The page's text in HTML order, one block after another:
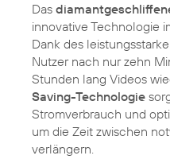
Das
innovative Technologie
Dank des
Nutzer nach nur zehn
Stunden lang Videos
Saving-Technologie
Stromverbrauch und
um die Zeit zwischen
verlängern.